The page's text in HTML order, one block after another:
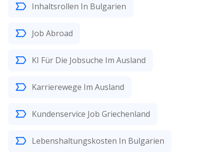
Inhaltsrollen In Bulgarien
Job Abroad
KI Für Die Jobsuche Im Ausland
Karrierewege Im Ausland
Kundenservice Job Griechenland
Lebenshaltungskosten In Bulgarien